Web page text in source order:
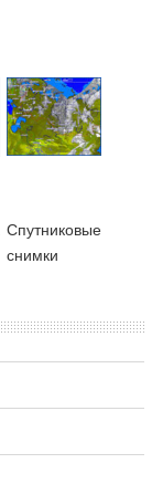
Cпутниковые
снимки